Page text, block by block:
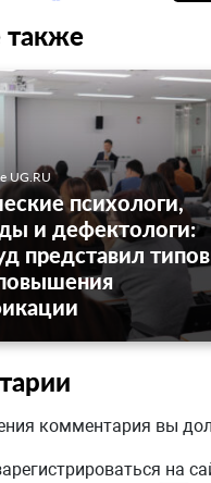
также
UG.RU
психологи,
и дефектологи:
представил
комментария вы
на